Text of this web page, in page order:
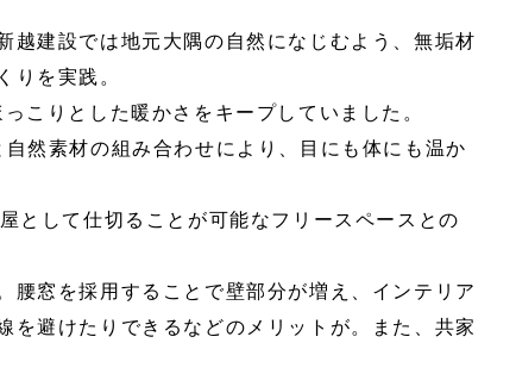
越建設では地元大隅の自然になじむよう、無垢材
りを実践。
こりとした暖かさをキープしていました。
然素材の組み合わせにより、目にも体にも温か
として仕切ることが可能なフリースペースとの
腰窓を採用することで壁部分が増え、インテリア
を避けたりできるなどのメリットが。また、共家